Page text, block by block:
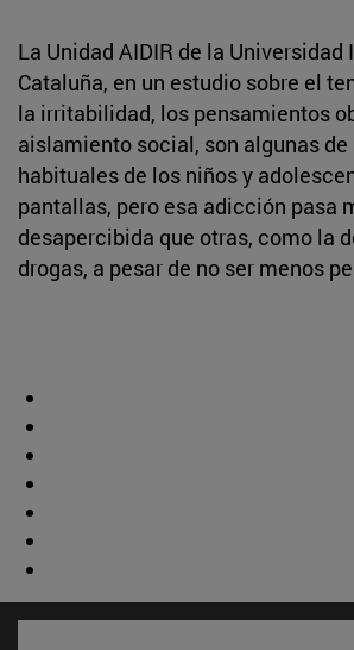
La Unidad AIDIR de la
Cataluña, en un estudio sobre el
la irritabilidad, los pensamientos
aislamiento social, son algunas
habituales de los niños y
pantallas, pero esa adicción pasa
desapercibida que otras, como la
drogas, a pesar de no ser menos